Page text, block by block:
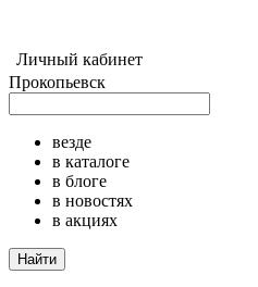
Личный кабинет
Прокопьевск
везде
в каталоге
в блоге
в новостях
в акциях
Найти